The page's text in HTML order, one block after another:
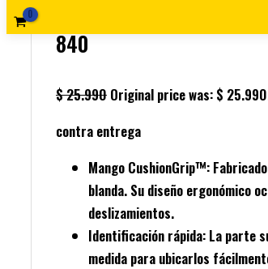
840
$25.990 Original price was: $
contra entrega
Mango CushionGrip™:
blanda. Su diseño ergonómico
deslizamientos.
Identificación rápida: La parte
medida para ubicarlos